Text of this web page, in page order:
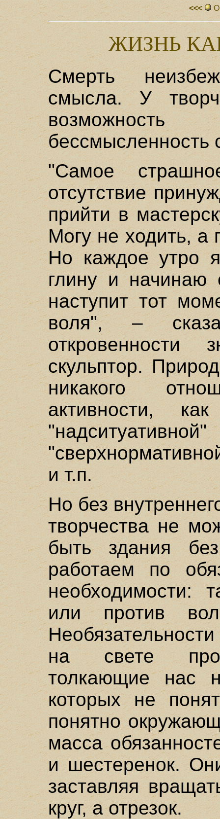
<<<
ЖИЗНЬ
Смерть
смысла. У
бессмысленность
"Самое
отсутствие
прийти в
Могу не ходить, а
Но каждое утро
глину и
наступит тот
воля", –
откровенности
скульптор.
никакого
активности,
и т.п.
Но без
творчества не
быть здания
работаем по
необходимости:
или против
на свете
толкающие нас
которых не
понятно
масса
и шестеренок.
заставляя
круг, а отрезок.